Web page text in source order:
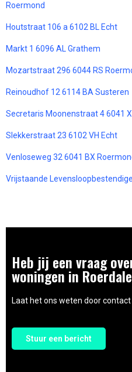
Roermond
Houtstraat 106 a 6102 BL Echt
Markt 1 6096 AL Grathem
Mozartstraat 296 6044 RS
Reinoudhof 12 6114 BA Susteren
Secretaris Moonenstraat 4 6041
Slekkerstraat 23 6102 VH Echt
Venloseweg 32 6041 BX
Vrijstaande
Heb jij een vraag
woningen in
Laat het ons weten door
Stuur een bericht